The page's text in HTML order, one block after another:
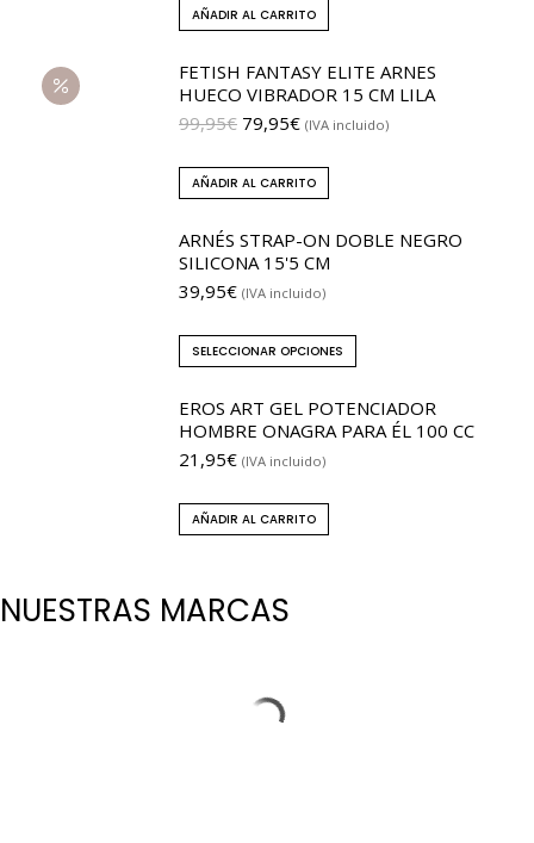
AÑADIR AL CARRITO
FETISH FANTASY ELITE ARNES
HUECO VIBRADOR 15 CM LILA
99,95€ 79,95€ (IVA incluido)
AÑADIR AL CARRITO
ARNÉS STRAP-ON DOBLE NEGRO
SILICONA 15'5 CM
39,95€ (IVA incluido)
SELECCIONAR OPCIONES
EROS ART GEL POTENCIADOR
HOMBRE ONAGRA PARA ÉL 100 CC
21,95€ (IVA incluido)
AÑADIR AL CARRITO
NUESTRAS MARCAS